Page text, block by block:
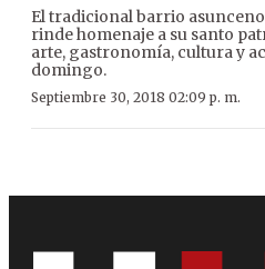
El tradicional barrio
rinde homenaje a su santo
arte, gastronomía, cultura y
domingo.
Septiembre 30, 2018 02:09 p. m.